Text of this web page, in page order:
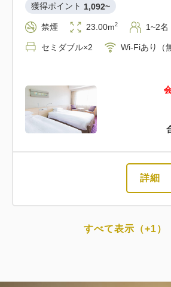
獲得ポイント 1,092~
禁煙 23.00m2 1~2名
セミダブル×2 Wi-Fiあり（
詳細
すべて表示（+1）